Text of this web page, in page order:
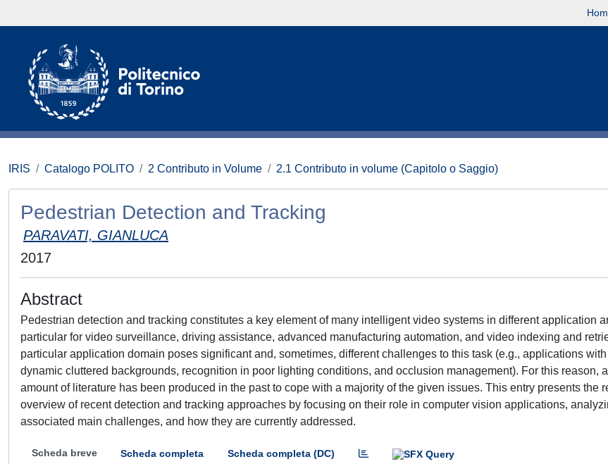
IRIS Catalogo POLITO 2 Contributo in Volume 2.1 Contributo in volume (Capitolo o Saggio)
Pedestrian Detection and Tracking
PARAVATI, GIANLUCA
2017
Abstract
Pedestrian detection and tracking constitutes a key element of many intelligent video systems in different application
particular for video surveillance, driving assistance, advanced manufacturing automation, and video indexing and
particular application domain poses significant and, sometimes, different challenges to this task (e.g., applications
dynamic cluttered backgrounds, recognition in poor lighting conditions, and occlusion management). For this reason,
amount of literature has been produced in the past to cope with a majority of the given issues. This entry presents the
overview of recent detection and tracking approaches by focusing on their role in computer vision applications,
associated main challenges, and how they are currently addressed.
Scheda breve Scheda completa Scheda completa (DC)